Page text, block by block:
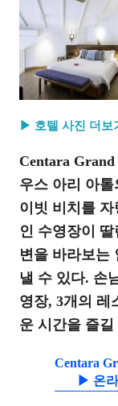
▶ 호텔 사진 더보
Centara
우스 아리 아
이빗 비치를
인 수영장이
변을 바라보는
낼 수 있다. 손
영장, 3개의 레
운 시간을 즐길
Centara
▶ 온